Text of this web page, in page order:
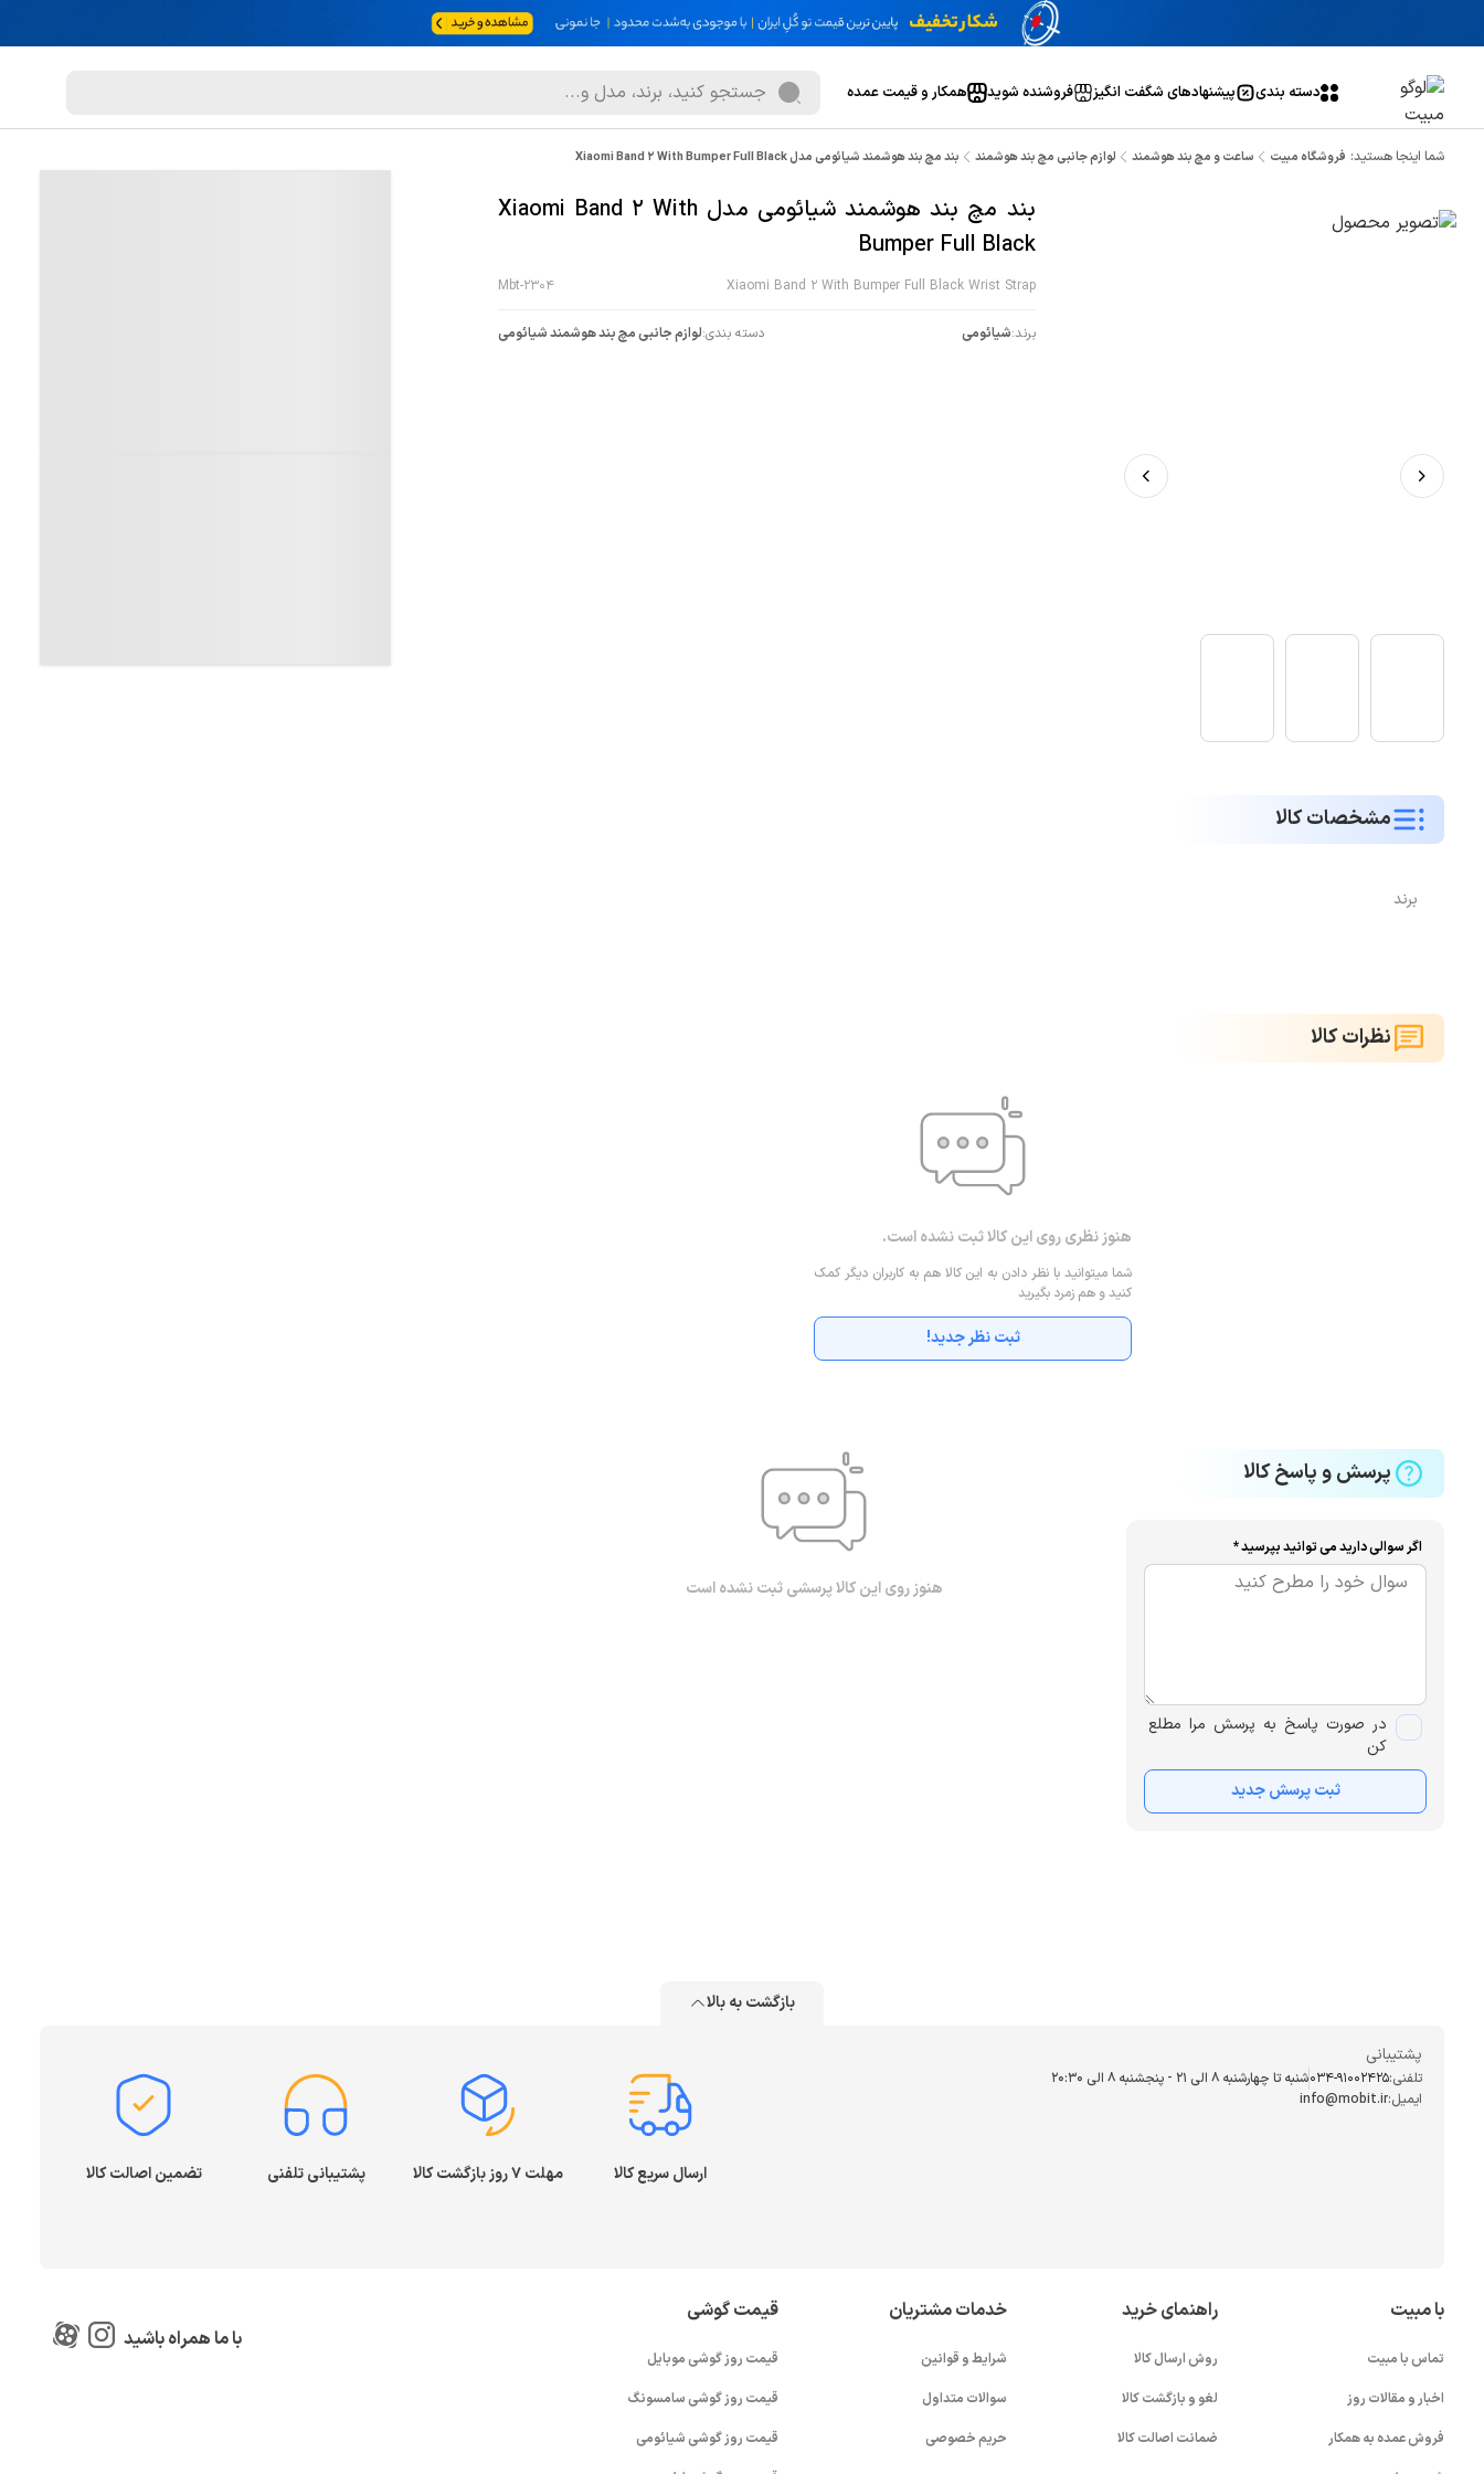
دسته بندی پیشنهاد‌های شگفت انگیز فروشنده شوید همکار و قیمت عمده
شما اینجا هستید: فروشگاه مبیت ساعت و مچ بند هوشمند لوازم جانبی مچ بند هوشمند بند مچ بند هوشمند شیائومی مدل Xiaomi Band 2 With Bumper Full Black
بند مچ بند هوشمند شیائومی مدل Xiaomi Band 2 With
Bumper Full Black
Xiaomi Band 2 With Bumper Full Black Wrist Strap
Mbt-2304
برند:شیائومی دسته بندی:لوازم جانبی مچ بند هوشمند شیائومی
مشخصات کالا
برند
نظرات کالا
هنوز نظری روی این کالا ثبت نشده است.
شما میتوانید با نظر دادن به این کالا هم به کاربران دیگر کمک
کنید و هم زمرد بگیرید
ثبت نظر جدید!
پرسش و پاسخ کالا
اگر سوالی دارید می توانید بپرسید *
در صورت پاسخ به پرسش مرا مطلع
کن
ثبت پرسش جدید
هنوز روی این کالا پرسشی ثبت نشده است
بازگشت به بالا
پشتیبانی
تلفنی:034-91002425شنبه تا چهارشنبه ۸ الی ۲۱ - پنجشنبه 8 الی ۲۰:۳۰
ایمیل:info@mobit.ir
ارسال سریع کالا مهلت ۷ روز بازگشت کالا پشتیبانی تلفنی تضمین اصالت کالا
با مبیت
تماس با مبیت
اخبار و مقالات روز
فروش عمده به همکار
راهنمای خرید
روش ارسال کالا
لغو و بازگشت کالا
ضمانت اصالت کالا
خدمات مشتریان
شرایط و قوانین
سوالات متداول
حریم خصوصی
قیمت گوشی
قیمت روز گوشی موبایل
قیمت روز گوشی سامسونگ
قیمت روز گوشی شیائومی
با ما همراه باشید